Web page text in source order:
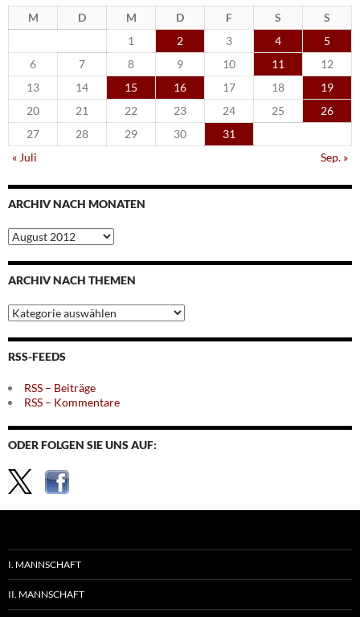
M D M D F S
S
1
2 3 4
5
6
7 8 9 10 11
12
13
14 15 16 17 18
19
20
21 22 23 24 25
26
27
28 29 30
31
« Juli
Sep. »
ARCHIV NACH MONATEN
Archiv
nach
Monaten
ARCHIV NACH THEMEN
Archiv
nach
Themen
RSS-FEEDS
RSS – Beiträge
RSS – Kommentare
ODER FOLGEN SIE UNS AUF:
I. MANNSCHAFT
II. MANNSCHAFT